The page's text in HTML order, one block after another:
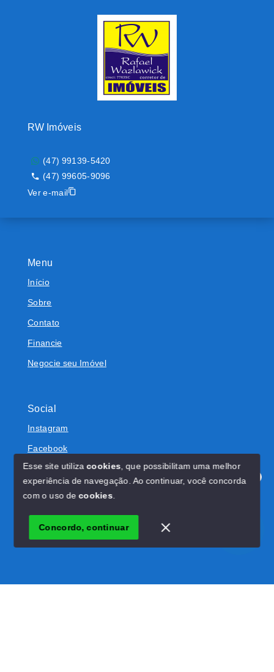
Olá! Estamos disponíveis para te ajudar.
Menu
Início
Sobre
Contato
Financie
Negocie seu Imóvel
Social
Instagram
Facebook
© Copyright 2026 - RW Imóveis - Todos os direitos
SITE PARA IMOBILIARIA
RW Imóveis
(47) 99139-5420
(47) 99605-9096
Ver e-mail
Esse site utilizacookies , que possibilitam uma melhor
experiência de navegação. Ao continuar, você concorda
com o uso decookies
Concordo, continuar